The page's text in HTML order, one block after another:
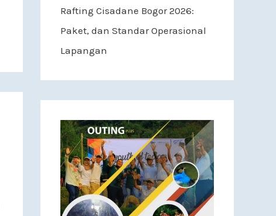
Rafting Cisadane Bogor 2026:
Paket, dan Standar Operasional
Lapangan